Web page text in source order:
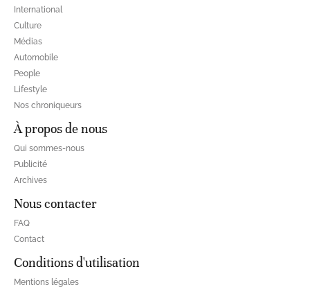
International
Culture
Médias
Automobile
People
Lifestyle
Nos chroniqueurs
À propos de nous
Qui sommes-nous
Publicité
Archives
Nous contacter
FAQ
Contact
Conditions d'utilisation
Mentions légales